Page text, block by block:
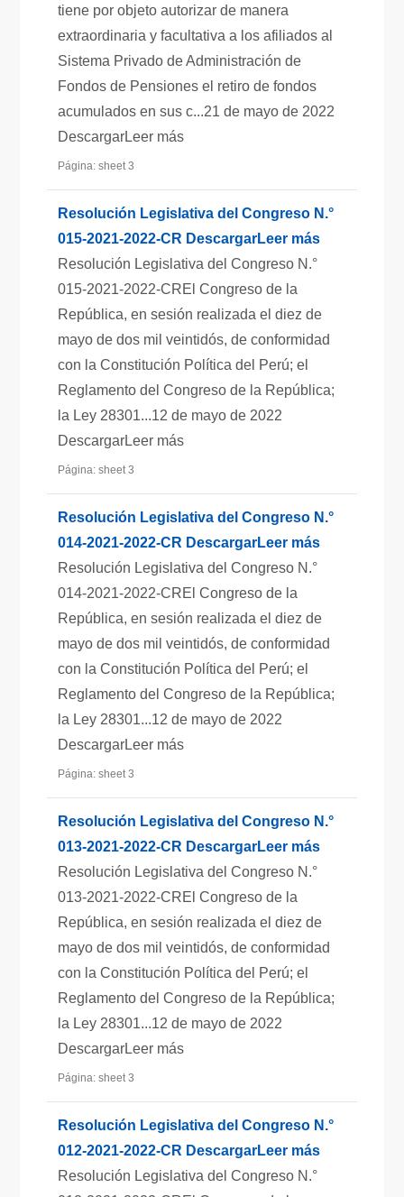
tiene por objeto autorizar de manera
extraordinaria y facultativa a los afiliados al
Sistema Privado de Administración de
Fondos de Pensiones el retiro de fondos
acumulados en sus c...21 de mayo de 2022
DescargarLeer más
Página: sheet 3
Resolución Legislativa del Congreso N.°
015-2021-2022-CR DescargarLeer más
Resolución Legislativa del Congreso N.°
015-2021-2022-CREl Congreso de la
República, en sesión realizada el diez de
mayo de dos mil veintidós, de conformidad
con la Constitución Política del Perú; el
Reglamento del Congreso de la República;
la Ley 28301...12 de mayo de 2022
DescargarLeer más
Página: sheet 3
Resolución Legislativa del Congreso N.°
014-2021-2022-CR DescargarLeer más
Resolución Legislativa del Congreso N.°
014-2021-2022-CREl Congreso de la
República, en sesión realizada el diez de
mayo de dos mil veintidós, de conformidad
con la Constitución Política del Perú; el
Reglamento del Congreso de la República;
la Ley 28301...12 de mayo de 2022
DescargarLeer más
Página: sheet 3
Resolución Legislativa del Congreso N.°
013-2021-2022-CR DescargarLeer más
Resolución Legislativa del Congreso N.°
013-2021-2022-CREl Congreso de la
República, en sesión realizada el diez de
mayo de dos mil veintidós, de conformidad
con la Constitución Política del Perú; el
Reglamento del Congreso de la República;
la Ley 28301...12 de mayo de 2022
DescargarLeer más
Página: sheet 3
Resolución Legislativa del Congreso N.°
012-2021-2022-CR DescargarLeer más
Resolución Legislativa del Congreso N.°